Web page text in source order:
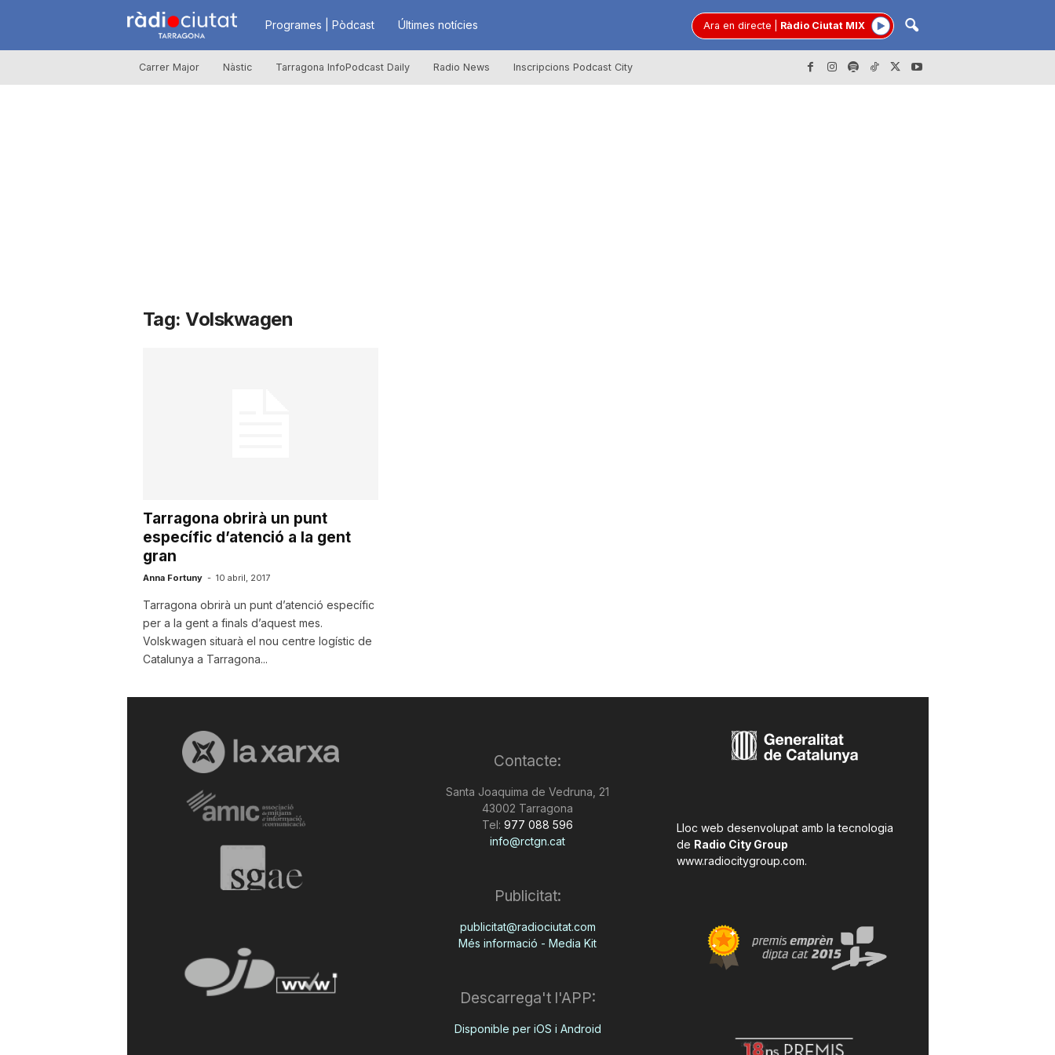
R
à
i
t
d
e
a
o
Programes | Pòdcast Últimes notícies Ara en directe Ràdio Ciutat MIX
Carrer Major Nàstic Tarragona InfoPodcast Daily Radio News Inscripcions Podcast City
Tag: Volskwagen
Tarragona obrirà un punt
específic d’atenció a la gent
gran
Anna Fortuny - 10 abril, 2017
Tarragona obrirà un punt d’atenció específic
per a la gent a finals d’aquest mes.
Volskwagen situarà el nou centre logístic de
Catalunya a Tarragona...
Contacte:
Santa Joaquima de Vedruna, 21
43002 Tarragona
Tel: 977 088 596
info@rctgn.cat
Publicitat:
publicitat@radiociutat.com
Més informació - Media Kit
Descarrega't l'APP:
Disponible per iOS i Android
Lloc web desenvolupat amb la tecnologia
de Radio City Group
www.radiocitygroup.com.